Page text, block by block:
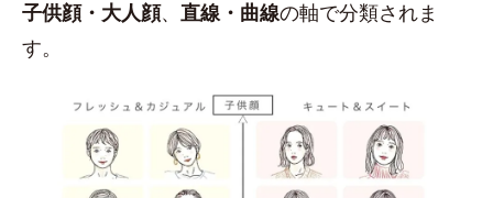
子供顔・大人顔、 直線・曲線の軸で分類されま
す。